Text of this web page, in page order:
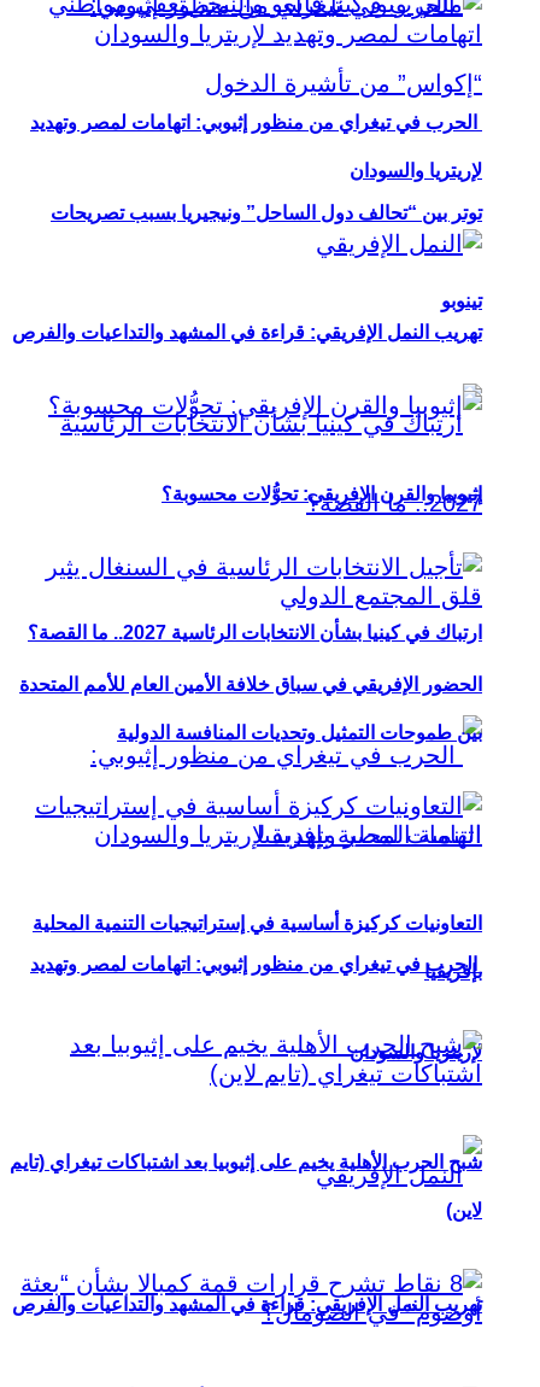
توتر بين “تحالف دول الساحل” ونيجيريا بسبب تصريحات
تينوبو
ارتباك في كينيا بشأن الانتخابات الرئاسية 2027.. ما القصة؟
الحرب في تيغراي من منظور إثيوبي: اتهامات لمصر وتهديد
لإريتريا والسودان
تهريب النمل الإفريقي: قراءة في المشهد والتداعيات والفرص
الحرب في تيغراي من منظور إثيوبي: اتهامات لمصر وتهديد
لإريتريا والسودان
تهريب النمل الإفريقي: قراءة في المشهد والتداعيات والفرص
إثيوبيا والقرن الإفريقي: تحوُّلات محسوبة؟
الحضور الإفريقي في سباق خلافة الأمين العام للأمم المتحدة
بين طموحات التمثيل وتحديات المنافسة الدولية
التعاونيات كركيزة أساسية في إستراتيجيات التنمية المحلية
بإفريقيا
شبح الحرب الأهلية يخيم على إثيوبيا بعد اشتباكات تيغراي (تايم
لاين)